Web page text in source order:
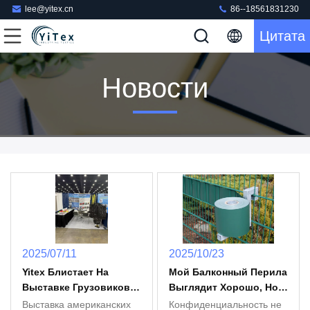
lee@yitex.cn 86--18561831230
Цитата
Новости
2025/07/11
Yitex Блистает На
Выставке Грузовиков В
Америке 2025 Года С
Выставка американских
2025/10/23
Мой Балконный Перила
Выглядит Хорошо, Но
Чувствует Себя
Конфиденциальность не